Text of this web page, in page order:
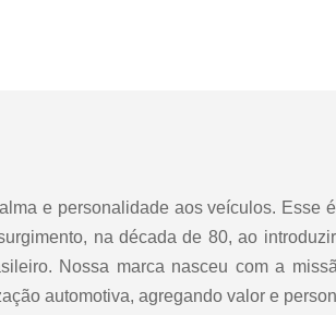
e personalidade aos veículos. Esse
na década de 80, ao
Nossa marca nasceu com a
automotiva, agregando valor e